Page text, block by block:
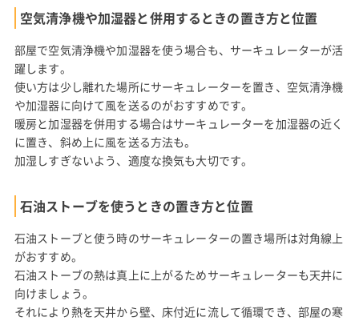
空気清浄機や加湿器と併用するときの置き方と位置
部屋で空気清浄機や加湿器を使う場合も、サーキュレーターが活
躍します。
使い方は少し離れた場所にサーキュレーターを置き、空気清浄機
や加湿器に向けて風を送るのがおすすめです。
暖房と加湿器を併用する場合はサーキュレーターを加湿器の近く
に置き、斜め上に風を送る方法も。
加湿しすぎないよう、適度な換気も大切です。
石油ストーブを使うときの置き方と位置
石油ストーブと使う時のサーキュレーターの置き場所は対角線上
がおすすめ。
石油ストーブの熱は真上に上がるためサーキュレーターも天井に
向けましょう。
それにより熱を天井から壁、床付近に流して循環でき、部屋の寒